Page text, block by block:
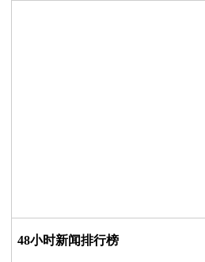
48小时新闻排行榜